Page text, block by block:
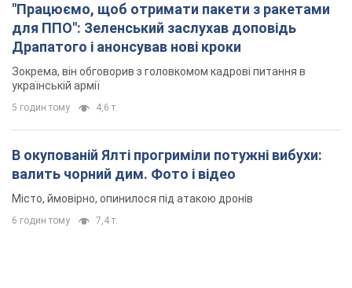
"Працюємо, щоб отримати пакети з ракетами
для ППО": Зеленський заслухав доповідь
Драпатого і анонсував нові кроки
Зокрема, він обговорив з головкомом кадрові питання в
українській армії
5 годин тому 4,6 т.
В окупованій Ялті прогриміли потужні вибухи:
валить чорний дим. Фото і відео
Місто, ймовірно, опинилося під атакою дронів
6 годин тому 7,4 т.